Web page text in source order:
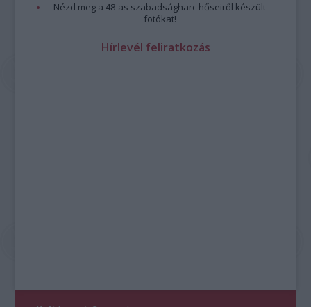
Nézd meg a 48-as szabadságharc hőseiről készült
fotókat!
Hírlevél feliratkozás